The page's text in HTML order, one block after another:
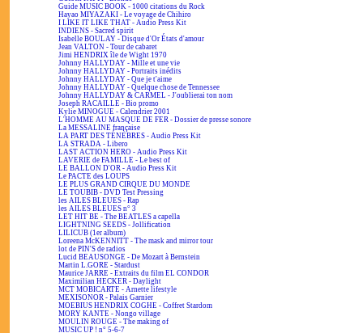
Guide MUSIC BOOK - 1000 citations du Rock
Hayao MIYAZAKI - Le voyage de Chihiro
I LIKE IT LIKE THAT - Audio Press Kit
INDIENS - Sacred spirit
Isabelle BOULAY - Disque d'Or États d'amour
Jean VALTON - Tour de cabaret
Jimi HENDRIX île de Wight 1970
Johnny HALLYDAY - Mille et une vie
Johnny HALLYDAY - Portraits inédits
Johnny HALLYDAY - Que je t'aime
Johnny HALLYDAY - Quelque chose de Tennessee
Johnny HALLYDAY & CARMEL - J'oublierai ton nom
Joseph RACAILLE - Bio promo
Kylie MINOGUE - Calendrier 2001
L'HOMME AU MASQUE DE FER - Dossier de presse sonore
La MESSALINE française
LA PART DES TÉNÈBRES - Audio Press Kit
LA STRADA - Libero
LAST ACTION HERO - Audio Press Kit
LAVERIE de FAMILLE - Le best of
LE BALLON D'OR - Audio Press Kit
Le PACTE des LOUPS
LE PLUS GRAND CIRQUE DU MONDE
LE TOUBIB - DVD Test Pressing
les AILES BLEUES - Rap
les AILES BLEUES n° 3
LET HIT BE - The BEATLES a capella
LIGHTNING SEEDS - Jollification
LILICUB (1er album)
Loreena McKENNITT - The mask and mirror tour
lot de PIN'S de radios
Lucid BEAUSONGE - De Mozart à Bernstein
Martin L.GORE - Stardust
Maurice JARRE - Extraits du film EL CONDOR
Maximilian HECKER - Daylight
MCT MOBICARTE - Arnette lifestyle
MEXISONOR - Palais Garnier
MOEBIUS HENDRIX COGHE - Coffret Stardom
MORY KANTE - Nongo village
MOULIN ROUGE - The making of
MUSIC UP ! n° 5-6-7